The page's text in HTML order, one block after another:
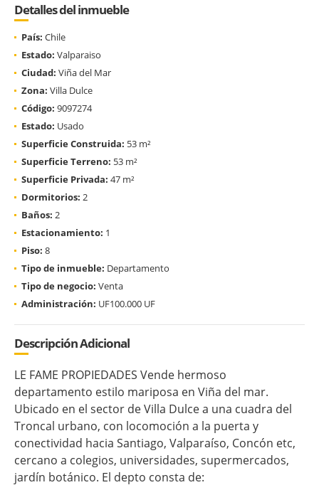
Detalles del inmueble
País: Chile
Estado: Valparaiso
Ciudad: Viña del Mar
Zona: Villa Dulce
Código: 9097274
Estado: Usado
Superficie Construida: 53 m²
Superficie Terreno: 53 m²
Superficie Privada: 47 m²
Dormitorios: 2
Baños: 2
Estacionamiento: 1
Piso: 8
Tipo de inmueble: Departamento
Tipo de negocio: Venta
Administración: UF100.000 UF
Descripción Adicional
LE FAME PROPIEDADES Vende hermoso
departamento estilo mariposa en Viña del mar.
Ubicado en el sector de Villa Dulce a una cuadra del
Troncal urbano, con locomoción a la puerta y
conectividad hacia Santiago, Valparaíso, Concón etc,
cercano a colegios, universidades, supermercados,
jardín botánico. El depto consta de: